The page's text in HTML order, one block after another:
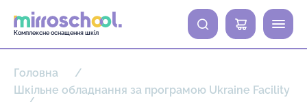
Комплексне оснащення шкіл
0
Головна
Шкільне обладнання за програмою Ukraine Facility